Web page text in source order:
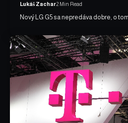
Lukáš Zachar2 Min Read
Nový LG G5 sa nepredáva dobre, o